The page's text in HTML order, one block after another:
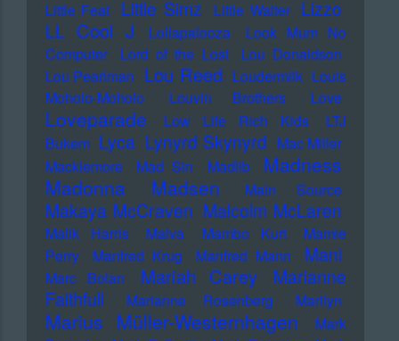
Little Feat Little Simz Little Walter Lizzo
LL Cool J Lollapalooza
Look Mum No
Computer
Lord of the Lost
Lou Donaldson
Lou Pearlman Lou Reed Loudermilk Louis
Moholo-Moholo
Louvin Brothers Love
Loveparade Low Life Rich Kids
LTJ
Bukem Lyca Lynyrd Skynyrd Mac Miller
Macklemore
Mad Sin Madlib
Madness
Madonna
Madsen Main Source
Makaya McCraven Malcolm McLaren
Malik Harris Malva Mambo Kurt
Mamie
Perry
Manfred Krug Manfred Mann Mani
Marc Bolan Mariah Carey
Marianne
Faithfull
Marianne Rosenberg Marilyn
Marius Müller-Westernhagen
Mark